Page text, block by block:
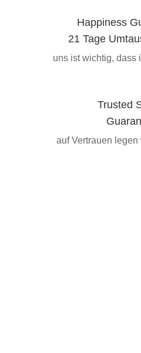
Happiness
21 Tage
uns ist wichtig, dass
Trusted
auf Vertrauen